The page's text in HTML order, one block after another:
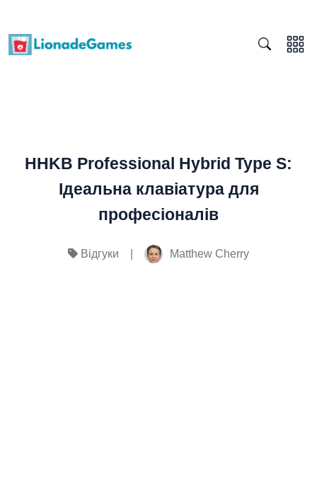
HHKB Professional Hybrid Type S:
Ідеальна клавіатура для
професіоналів
Відгуки Matthew Cherry